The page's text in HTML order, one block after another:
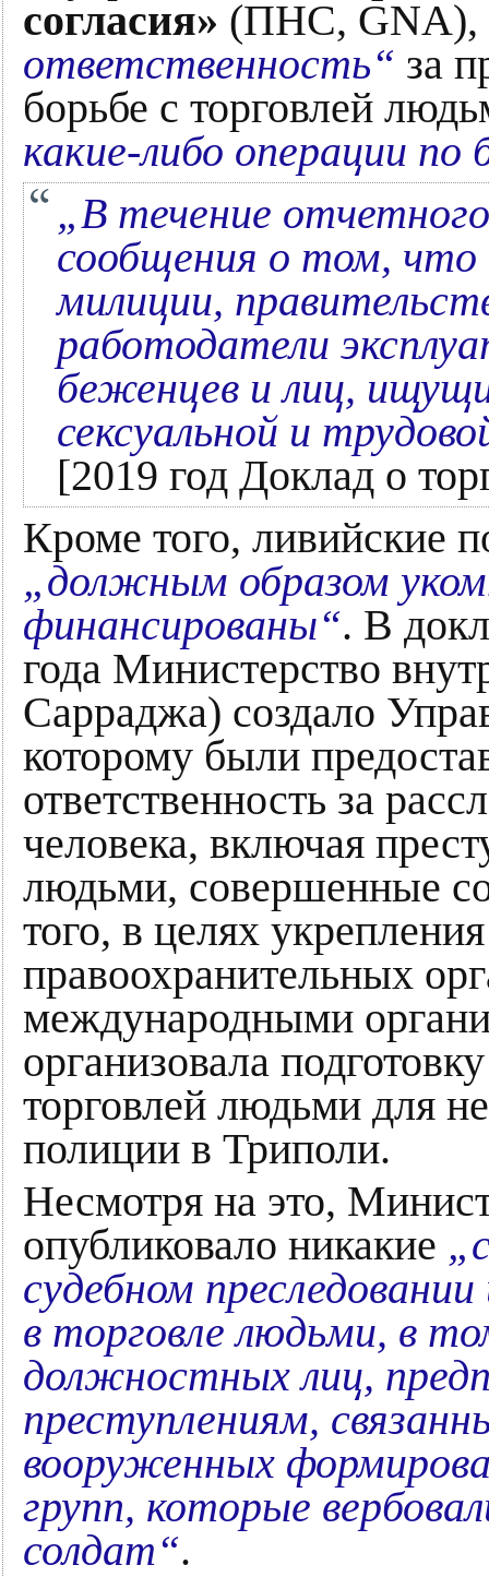
согласия» (ПНС, GNA),
ответственность“ за
борьбе с торговлей
какие-либо операции по
„В течение
сообщения о том, что
милиции,
работодатели
беженцев и лиц,
сексуальной и
[2019 год Доклад о
Кроме того, ливийские
„должным образом
финансированы“. В
года Министерство
Сарраджа) создало
которому были
ответственность за
человека, включая
людьми, совершенные
того, в целях
правоохранительных
международными
организовала
торговлей людьми для
полиции в Триполи.
Несмотря на это,
опубликовало никакие
судебном
в торговле людьми, в
должностных лиц,
преступлениям,
вооруженных
групп, которые
солдат“.